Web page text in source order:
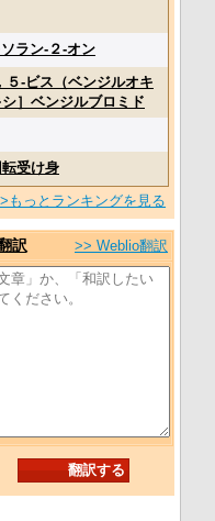
ラン‐２‐オン
５‐ビス（ベンジルオキ
］ベンジルブロミド
受け身
もっとランキングを見る
訳 >> Weblio翻訳